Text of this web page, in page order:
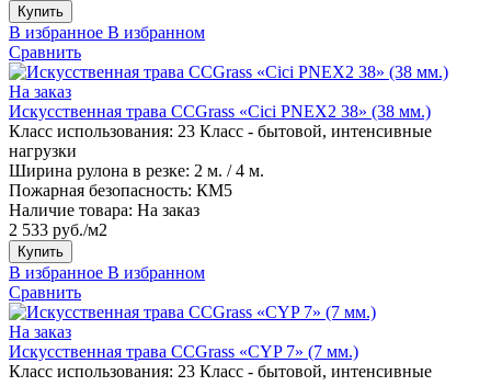
Купить
В избранное В избранном
Сравнить
На заказ
Искусственная трава CCGrass «Cici PNEX2 38» (38 мм.)
Класс использования: 23 Класс - бытовой, интенсивные
нагрузки
Ширина рулона в резке: 2 м. / 4 м.
Пожарная безопасность: КМ5
Наличие товара: На заказ
2 533 руб./м2
Купить
В избранное В избранном
Сравнить
На заказ
Искусственная трава CCGrass «CYP 7» (7 мм.)
Класс использования: 23 Класс - бытовой, интенсивные